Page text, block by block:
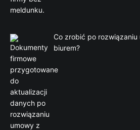
Co zrobić po
biurem?